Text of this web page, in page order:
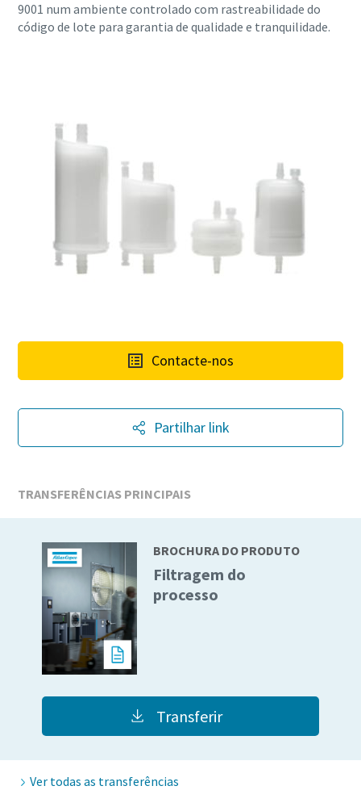
9001 num ambiente controlado com rastreabilidade do
código de lote para garantia de qualidade e tranquilidade.
Contacte-nos
Partilhar link
TRANSFERÊNCIAS PRINCIPAIS
BROCHURA DO PRODUTO
Filtragem do
processo
Transferir
Ver todas as transferências